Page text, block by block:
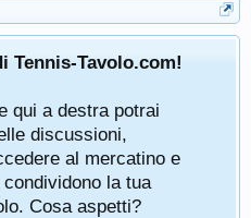
Tennis-Tavolo.com!
qui a destra potrai
discussioni,
al mercatino e
la tua
Cosa aspetti?